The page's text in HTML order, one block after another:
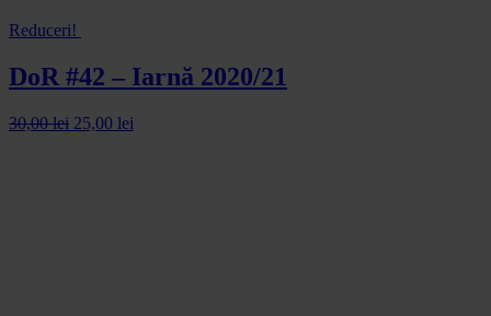
Reduceri!
DoR #42 – Iarnă 2020/21
30,00lei 25,00 lei